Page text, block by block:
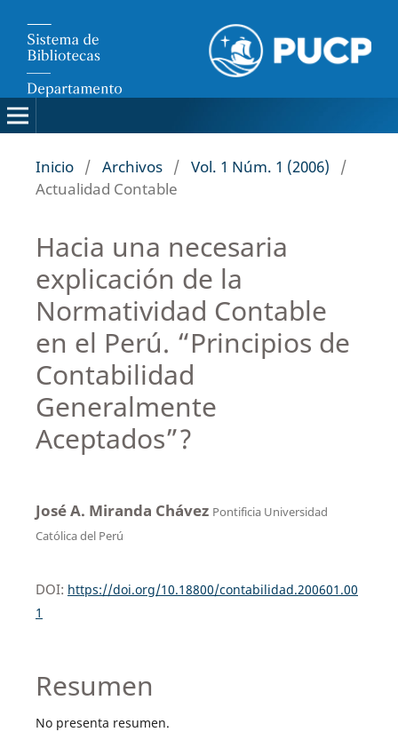
Inicio / Archivos / Vol. 1 Núm. 1 (2006)
/
Actualidad Contable
Hacia una necesaria
explicación de la
Normatividad Contable
en el Perú. “Principios de
Contabilidad
Generalmente
Aceptados”?
José A. Miranda Chávez Pontificia Universidad
Católica del Perú
DOI: https://doi.org/10.18800/contabilidad.200601.00
1
Resumen
No presenta resumen.